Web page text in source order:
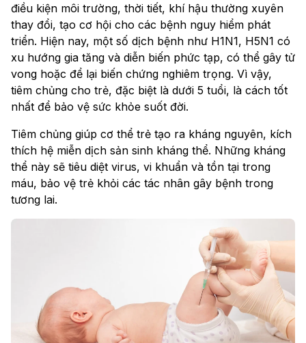
điều kiện môi trường, thời tiết, khí hậu thường xuyên
thay đổi, tạo cơ hội cho các bệnh nguy hiểm phát
triển. Hiện nay, một số dịch bệnh như H1N1, H5N1 có
xu hướng gia tăng và diễn biến phức tạp, có thể gây tử
vong hoặc để lại biến chứng nghiêm trọng. Vì vậy,
tiêm chủng cho trẻ, đặc biệt là dưới 5 tuổi, là cách tốt
nhất để bảo vệ sức khỏe suốt đời.
Tiêm chủng giúp cơ thể trẻ tạo ra kháng nguyên, kích
thích hệ miễn dịch sản sinh kháng thể. Những kháng
thể này sẽ tiêu diệt virus, vi khuẩn và tồn tại trong
máu, bảo vệ trẻ khỏi các tác nhân gây bệnh trong
tương lai.